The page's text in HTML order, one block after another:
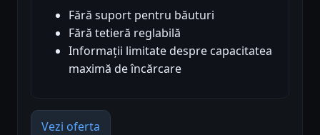
Fără suport pentru băuturi
Fără tetieră reglabilă
Informații limitate despre capacitatea
maximă de încărcare
Vezi oferta